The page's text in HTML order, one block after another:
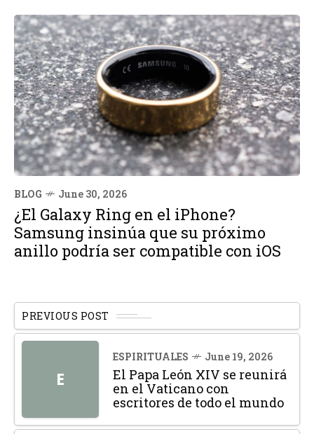
BLOG June 30, 2026
¿El Galaxy Ring en el iPhone?
Samsung insinúa que su próximo
anillo podría ser compatible con iOS
PREVIOUS POST
E
ESPIRITUALES June 19, 2026
El Papa León XIV se reunirá
en el Vaticano con
escritores de todo el mundo